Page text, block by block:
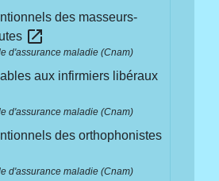
des masseurs-
open_in_new
d'assurance maladie (Cnam)
aux infirmiers libéraux
d'assurance maladie (Cnam)
des orthophonistes
d'assurance maladie (Cnam)